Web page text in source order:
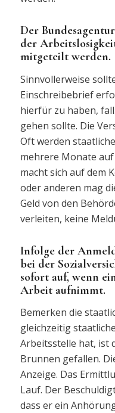
Der
der
mitgeteilt werden.
Sinnvollerweise
Einschreibebrief
hierfür zu haben,
gehen sollte. Die
Oft werden
mehrere Monate auf
macht sich auf dem
oder anderen mag
Geld von den
verleiten, keine
Infolge der
bei der
sofort auf, wenn
Arbeit aufnimmt.
Bemerken die
gleichzeitig
Arbeitsstelle hat, ist
Brunnen gefallen.
Anzeige. Das
Lauf. Der
dass er ein